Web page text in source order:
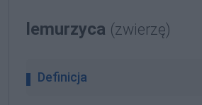
lemurzyca (zwierzę)
Definicja